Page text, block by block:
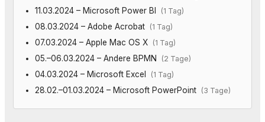
11.03.2024 – Microsoft Power BI (1 Tag)
08.03.2024 – Adobe Acrobat (1 Tag)
07.03.2024 – Apple Mac OS X (1 Tag)
05.–06.03.2024 – Andere BPMN (2 Tage)
04.03.2024 – Microsoft Excel (1 Tag)
28.02.–01.03.2024 – Microsoft PowerPoint (3 Tage)